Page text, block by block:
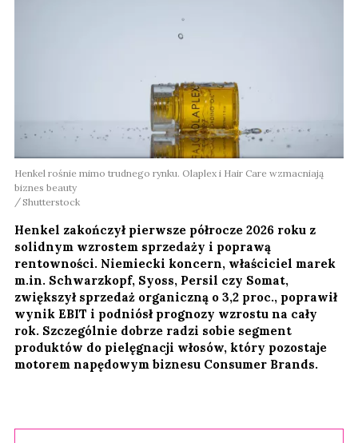
Henkel rośnie mimo trudnego rynku. Olaplex i Hair Care wzmacniają
biznes beauty
Shutterstock
Henkel zakończył pierwsze półrocze 2026 roku z
solidnym wzrostem sprzedaży i poprawą
rentowności. Niemiecki koncern, właściciel marek
m.in. Schwarzkopf, Syoss, Persil czy Somat,
zwiększył sprzedaż organiczną o 3,2 proc., poprawił
wynik EBIT i podniósł prognozy wzrostu na cały
rok. Szczególnie dobrze radzi sobie segment
produktów do pielęgnacji włosów, który pozostaje
motorem napędowym biznesu Consumer Brands.